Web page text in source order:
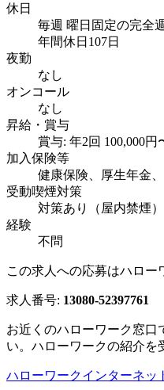
休日
毎週 曜日固定の完全
年間休日107日
夜勤
なし
オンコール
なし
昇給・賞与
賞与: 年2回 100,000円
加入保険等
健康保険、厚生年金
受動喫煙対策
対策あり（屋内禁煙）
経験
不問
この求人への応募はハロー
求人番号: 13080-52397761
お近くのハローワーク窓口
い。ハローワークの紹介を
ハローワークインターネッ